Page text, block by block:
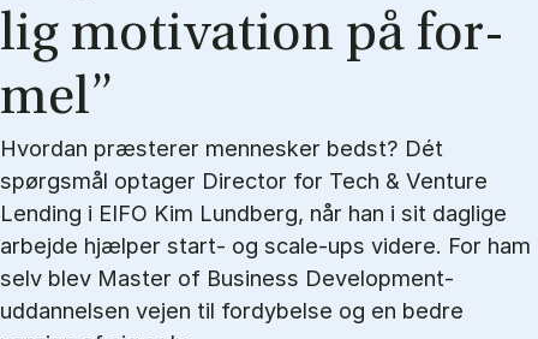
lig mo­ti­va­tion på for­
mel”
Hvordan præsterer mennesker bedst? Dét
spørgsmål optager Director for Tech & Venture
Lending i EIFO Kim Lundberg, når han i sit daglige
arbejde hjælper start- og scale-ups videre. For ham
selv blev Master of Business Development-
uddannelsen vejen til fordybelse og en bedre